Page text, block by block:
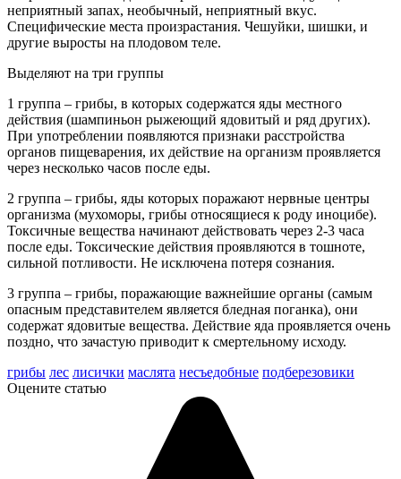
неприятный запах, необычный, неприятный вкус.
Специфические места произрастания. Чешуйки, шишки, и
другие выросты на плодовом теле.
Выделяют на три группы
1 группа – грибы, в которых содержатся яды местного
действия (шампиньон рыжеющий ядовитый и ряд других).
При употреблении появляются признаки расстройства
органов пищеварения, их действие на организм проявляется
через несколько часов после еды.
2 группа – грибы, яды которых поражают нервные центры
организма (мухоморы, грибы относящиеся к роду иноцибе).
Токсичные вещества начинают действовать через 2-3 часа
после еды. Токсические действия проявляются в тошноте,
сильной потливости. Не исключена потеря сознания.
3 группа – грибы, поражающие важнейшие органы (самым
опасным представителем является бледная поганка), они
содержат ядовитые вещества. Действие яда проявляется очень
поздно, что зачастую приводит к смертельному исходу.
грибы лес лисички маслята несъедобные подберезовики
Оцените статью